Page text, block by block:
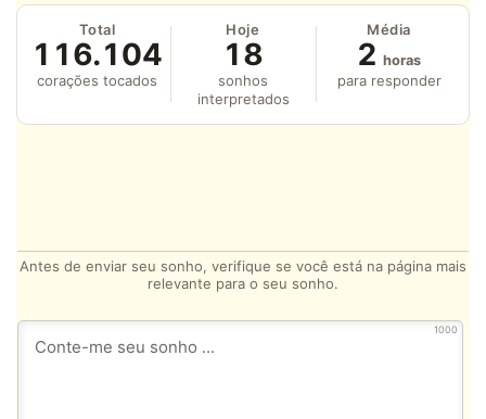
Total
116.104
corações tocados
Hoje
18
sonhos
interpretados
Média
2 horas
para responder
Antes de enviar seu sonho, verifique se você está na página mais
relevante para o seu sonho.
1000